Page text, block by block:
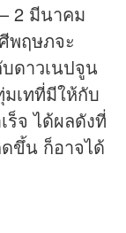
2 มีนาคม
พฤษภจะ
ดาวเนปจูน
เทที่มีให้กับ
ร็จ ได้ผลดังที่
ขึ้น ก็อาจได้